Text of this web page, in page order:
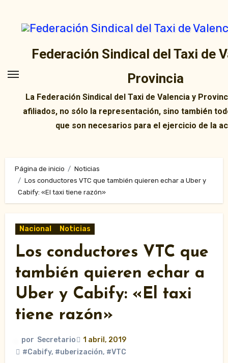
contenido
Federación Sindical del Taxi de
Provincia
La Federación Sindical del Taxi de Valencia y
afiliados, no sólo la representación, sino también
que son necesarios para el ejercicio de la
Página de inicio
Noticias
Los conductores VTC que también quieren echar a Uber y
Cabify: «El taxi tiene razón»
Nacional Noticias
Los conductores VTC que
también quieren echar a
Uber y Cabify: «El taxi
tiene razón»
por Secretario
1 abril, 2019
#Cabify, #uberización, #VTC